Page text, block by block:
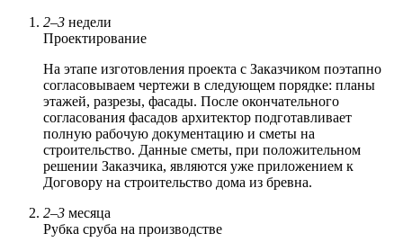
2–3 недели
Проектирование
На этапе изготовления проекта с Заказчиком поэтапно
согласовываем чертежи в следующем порядке: планы
этажей, разрезы, фасады. После окончательного
согласования фасадов архитектор подготавливает
полную рабочую документацию и сметы на
строительство. Данные сметы, при положительном
решении Заказчика, являются уже приложением к
Договору на строительство дома из бревна.
2–3 месяца
Рубка сруба на производстве